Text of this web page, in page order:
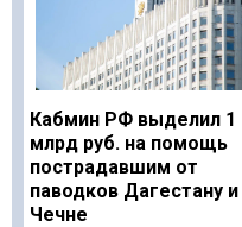
Кабмин РФ выделил 1
млрд руб. на помощь
пострадавшим от
паводков Дагестану и
Чечне